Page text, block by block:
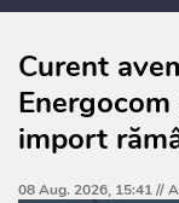
Curent
import
08 Aug. 2026, 15:41 //